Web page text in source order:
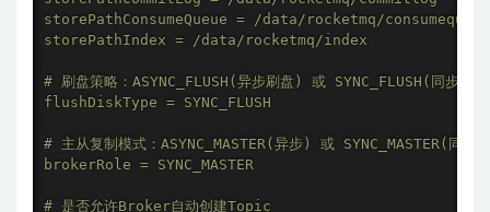
storePathConsumeQueue = /data/rocketmq/consumequeue
storePathIndex = /data/rocketmq/index
# 刷盘策略：ASYNC_FLUSH(异步刷盘) 或 SYNC_FLUSH(同步刷
flushDiskType = SYNC_FLUSH
# 主从复制模式：ASYNC_MASTER(异步) 或 SYNC_MASTER(同步)
brokerRole = SYNC_MASTER
# 是否允许Broker自动创建Topic